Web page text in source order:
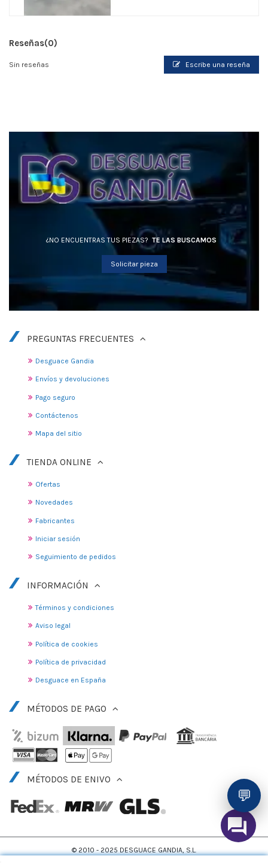
Reseñas(0)
Sin reseñas Escribe una reseña
¿NO ENCUENTRAS TUS PIEZAS? TE LAS BUSCAMOS
Solicitar pieza
PREGUNTAS FRECUENTES
Desguace Gandia
Envíos y devoluciones
Pago seguro
Contáctenos
Mapa del sitio
TIENDA ONLINE
Ofertas
Novedades
Fabricantes
Iniciar sesión
Seguimiento de pedidos
INFORMACIÓN
Términos y condiciones
Aviso legal
Política de cookies
Política de privacidad
Desguace en España
MÉTODOS DE PAGO
MÉTODOS DE ENIVO
💬
© 2010 - 2025 DESGUACE GANDIA, S.L.